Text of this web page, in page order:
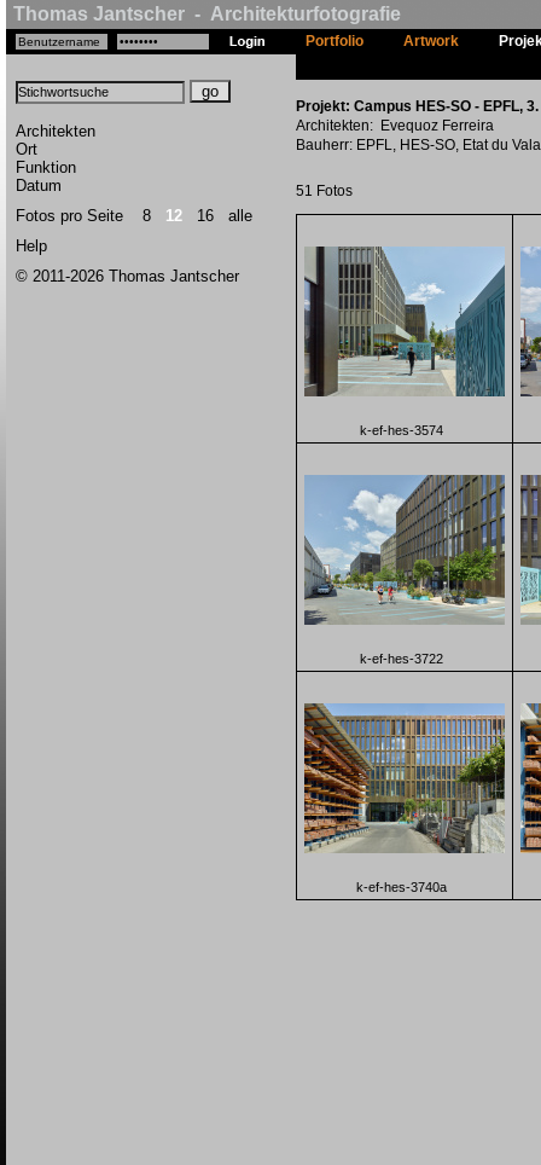
Thomas Jantscher - Architekturfotografie
Architekten
Ort
Funktion
Datum
Fotos pro Seite 8 12 16
alle
Help
© 2011-2026 Thomas Jantscher
Portfolio Artwork
Projekt: Campus HES-SO - EPFL,
Architekten: Evequoz Ferreira
Bauherr: EPFL, HES-SO, Etat du
51 Fotos
k-ef-hes-3574
k-ef-hes-3722
k-ef-hes-3740a